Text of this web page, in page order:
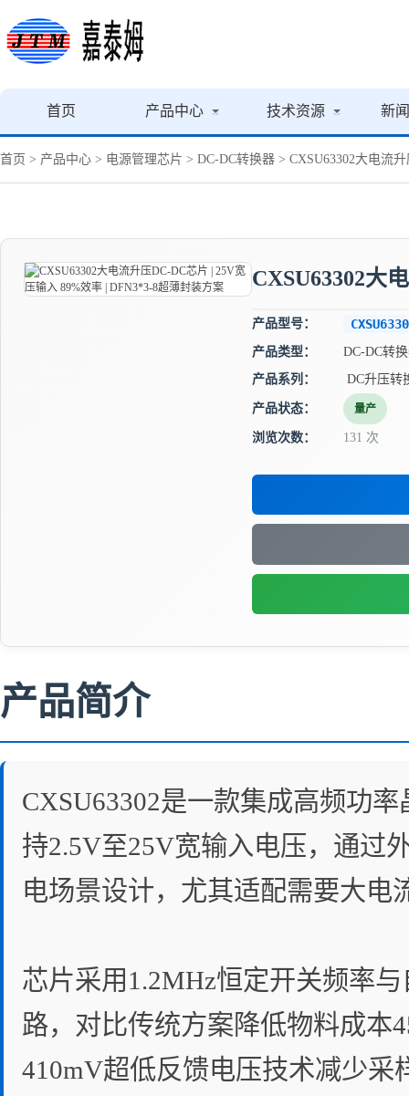
首页 产品中心 技术资源 新
首页 > 产品中心 > 电源管理芯片 > DC-DC转换器 > CXSU63302大电流
CXSU63302大
产品型号：
产品类型：
DC-DC转
产品系列：
DC升压转
产品状态： 量产
浏览次数： 131 次
产品简介
CXSU63302是一款集成高频功
持2.5V至25V宽输入电压，通过
电场景设计，尤其适配需要大电
芯片采用1.2MHz恒定开关频率
路，对比传统方案降低物料成本
410mV超低反馈电压技术减少